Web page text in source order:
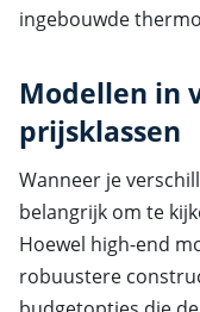
ingebouwde
Modellen in
prijsklassen
Wanneer je
belangrijk om te
Hoewel high-end
robuustere